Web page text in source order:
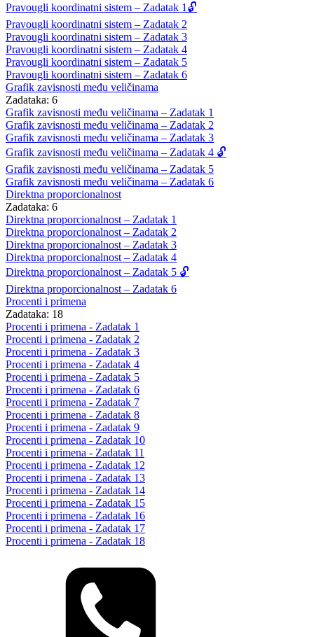
Pravougli koordinatni sistem – Zadatak 1🔓
Pravougli koordinatni sistem – Zadatak 2
Pravougli koordinatni sistem – Zadatak 3
Pravougli koordinatni sistem – Zadatak 4
Pravougli koordinatni sistem – Zadatak 5
Pravougli koordinatni sistem – Zadatak 6
Grafik zavisnosti među veličinama
Zadataka: 6
Grafik zavisnosti među veličinama – Zadatak 1
Grafik zavisnosti među veličinama – Zadatak 2
Grafik zavisnosti među veličinama – Zadatak 3
Grafik zavisnosti među veličinama – Zadatak 4 🔓
Grafik zavisnosti među veličinama – Zadatak 5
Grafik zavisnosti među veličinama – Zadatak 6
Direktna proporcionalnost
Zadataka: 6
Direktna proporcionalnost – Zadatak 1
Direktna proporcionalnost – Zadatak 2
Direktna proporcionalnost – Zadatak 3
Direktna proporcionalnost – Zadatak 4
Direktna proporcionalnost – Zadatak 5 🔓
Direktna proporcionalnost – Zadatak 6
Procenti i primena
Zadataka: 18
Procenti i primena - Zadatak 1
Procenti i primena - Zadatak 2
Procenti i primena - Zadatak 3
Procenti i primena - Zadatak 4
Procenti i primena - Zadatak 5
Procenti i primena - Zadatak 6
Procenti i primena - Zadatak 7
Procenti i primena - Zadatak 8
Procenti i primena - Zadatak 9
Procenti i primena - Zadatak 10
Procenti i primena - Zadatak 11
Procenti i primena - Zadatak 12
Procenti i primena - Zadatak 13
Procenti i primena - Zadatak 14
Procenti i primena - Zadatak 15
Procenti i primena - Zadatak 16
Procenti i primena - Zadatak 17
Procenti i primena - Zadatak 18